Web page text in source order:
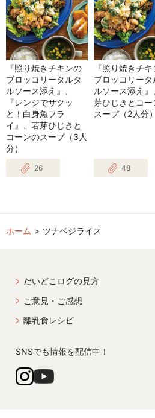
『照り焼きチキンの
ブロッコリータルタ
ルソース添え』、
『レンジでサクッ
と！白身魚フラ
イ』、若芽ひじきと
コーンのスープ（3人
分）
26
『照り焼きチ
ブロッコリータ
ルソース添え』
芽ひじきとコー
スープ（2人分）
48
ホーム ツナベジライス
だいどこログの見方
ご意見・ご感想
離乳食レシピ
SNSでも情報を配信中！